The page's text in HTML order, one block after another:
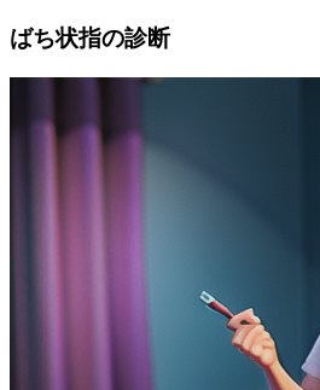
ばち状指の診断